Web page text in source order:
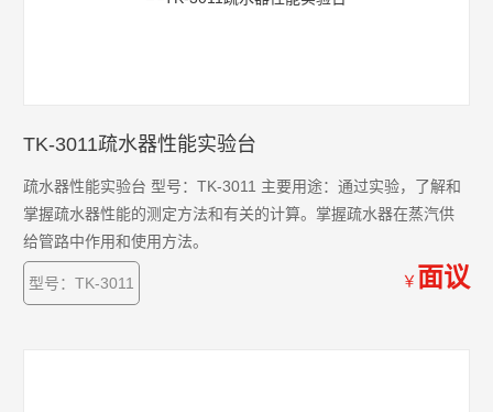
TK-3011疏水器性能实验台
疏水器性能实验台 型号：TK-3011 主要用途：通过实验，了解和
掌握疏水器性能的测定方法和有关的计算。掌握疏水器在蒸汽供
给管路中作用和使用方法。
型号：TK-3011 ￥ 面议